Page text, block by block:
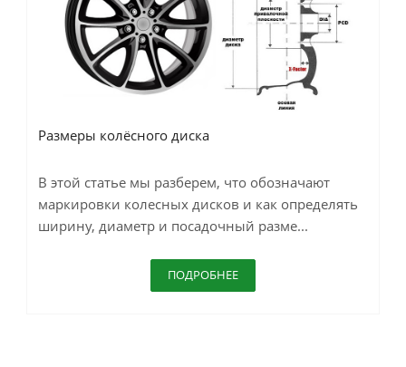
Размеры колёсного диска
В этой статье мы разберем, что обозначают
маркировки колесных дисков и как определять
ширину, диаметр и посадочный разме...
ПОДРОБНЕЕ